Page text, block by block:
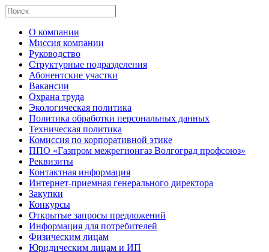
О компании
Миссия компании
Руководство
Структурные подразделения
Абонентские участки
Вакансии
Охрана труда
Экологическая политика
Политика обработки персональных данных
Техническая политика
Комиссия по корпоративной этике
ППО «Газпром межрегионгаз Волгоград профсоюз»
Реквизиты
Контактная информация
Интернет-приемная генерального директора
Закупки
Конкурсы
Открытые запросы предложений
Информация для потребителей
Физическим лицам
Юридическим лицам и ИП